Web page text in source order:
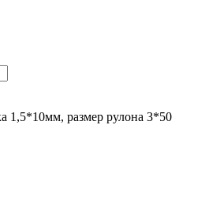
1,5*10мм, размер рулона 3*50